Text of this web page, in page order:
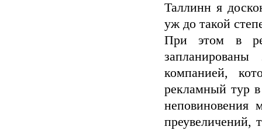
Таллинн я
уж до такой
При этом в
компанией,
рекламный тур в
неповиновения